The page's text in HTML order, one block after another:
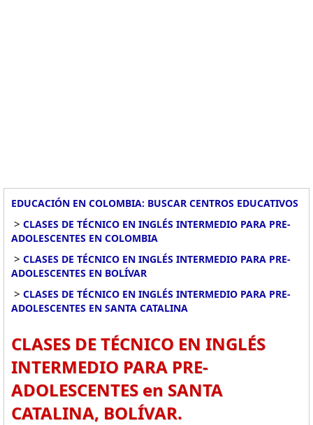
EDUCACIÓN EN COLOMBIA: BUSCAR CENTROS EDUCATIVOS
> CLASES DE TÉCNICO EN INGLÉS INTERMEDIO PARA PRE-
ADOLESCENTES EN COLOMBIA
> CLASES DE TÉCNICO EN INGLÉS INTERMEDIO PARA PRE-
ADOLESCENTES EN BOLÍVAR
> CLASES DE TÉCNICO EN INGLÉS INTERMEDIO PARA PRE-
ADOLESCENTES EN SANTA CATALINA
CLASES DE TÉCNICO EN INGLÉS
INTERMEDIO PARA PRE-
ADOLESCENTES en SANTA
CATALINA, BOLÍVAR.